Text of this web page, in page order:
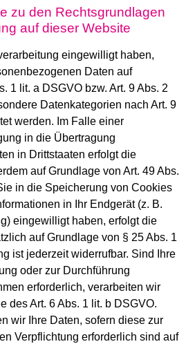
zu den Rechtsgrundlagen
auf dieser Website
eingewilligt haben,
Daten auf
1 lit. a DSGVO bzw. Art. 9 Abs. 2
Datenkategorien nach Art. 9
werden. Im Falle einer
in die Übertragung
in Drittstaaten erfolgt die
auf Grundlage von Art. 49 Abs.
in die Speicherung von Cookies
in Ihr Endgerät (z. B.
eingewilligt haben, erfolgt die
auf Grundlage von § 25 Abs. 1
ist jederzeit widerrufbar. Sind Ihre
oder zur Durchführung
erforderlich, verarbeiten wir
des Art. 6 Abs. 1 lit. b DSGVO.
wir Ihre Daten, sofern diese zur
Verpflichtung erforderlich sind auf